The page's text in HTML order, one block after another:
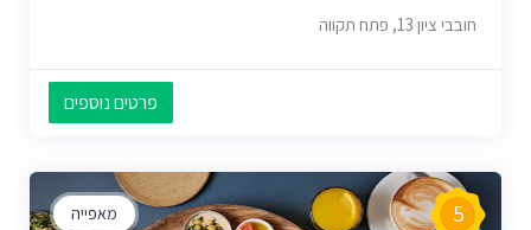
חובבי ציון 13, פתח תקווה
פרטים נוספים
מאפייה 5